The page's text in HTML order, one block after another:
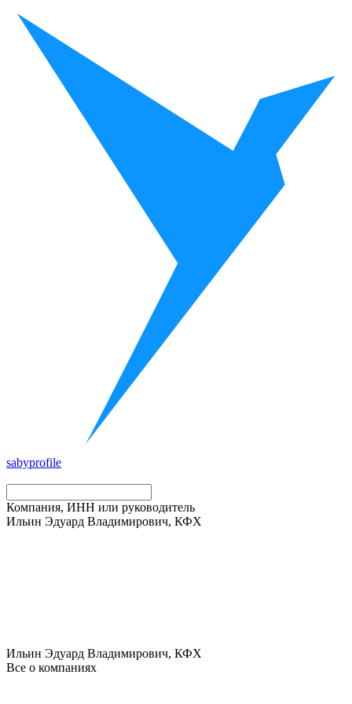
sabyprofile
Компания, ИНН или руководитель
Ильин Эдуард Владимирович, КФХ
Ильин Эдуард Владимирович, КФХ
Все о компаниях